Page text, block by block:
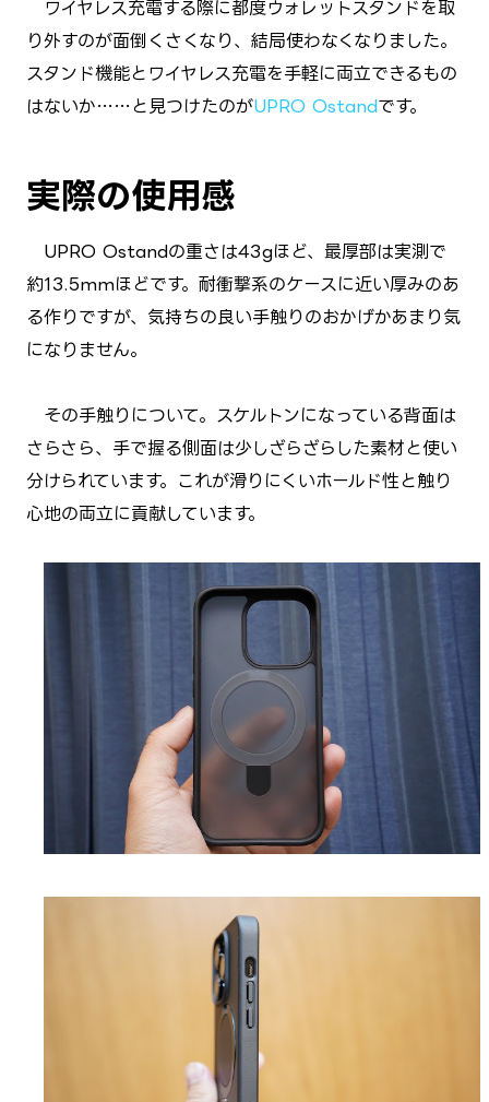
ワイヤレス充電する際に都度ウォレットスタンドを取
り外すのが面倒くさくなり、結局使わなくなりました。
スタンド機能とワイヤレス充電を手軽に両立できるもの
はないか……と見つけたのがUPRO Ostandです。
実際の使用感
UPRO Ostandの重さは43gほど、最厚部は実測で
約13.5mmほどです。耐衝撃系のケースに近い厚みのあ
る作りですが、気持ちの良い手触りのおかげかあまり気
になりません。
その手触りについて。スケルトンになっている背面は
さらさら、手で握る側面は少しざらざらした素材と使い
分けられています。これが滑りにくいホールド性と触り
心地の両立に貢献しています。